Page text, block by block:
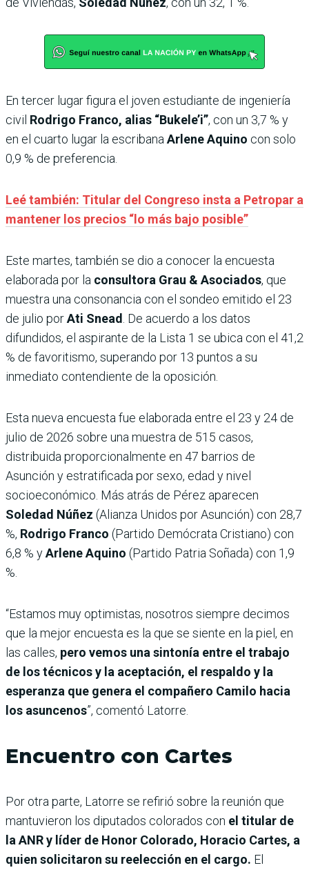
En tercer lugar figura el joven estudiante de ingeniería
civil Rodrigo Franco, alias “Bukele’i”, con un 3,7 % y
en el cuarto lugar la escribana Arlene Aquino con solo
0,9 % de preferencia.
Leé también: Titular del Congreso insta a Petropar a
mantener los precios “lo más bajo posible”
Este martes, también se dio a conocer la encuesta
elaborada por la consultora Grau & Asociados, que
muestra una consonancia con el sondeo emitido el 23
de julio porAti Snead . De acuerdo a los datos
difundidos, el aspirante de la Lista 1 se ubica con el 41,2
% de favoritismo, superando por 13 puntos a su
inmediato contendiente de la oposición.
Esta nueva encuesta fue elaborada entre el 23 y 24 de
julio de 2026 sobre una muestra de 515 casos,
distribuida proporcionalmente en 47 barrios de
Asunción y estratificada por sexo, edad y nivel
socioeconómico. Más atrás de Pérez aparecen
Soledad Núñez (Alianza Unidos por Asunción) con 28,7
%, Rodrigo Franco (Partido Demócrata Cristiano) con
6,8 % yArlene Aquino (Partido Patria Soñada) con 1,9
%.
“Estamos muy optimistas, nosotros siempre decimos
que la mejor encuesta es la que se siente en la piel, en
las calles, pero vemos una sintonía entre el trabajo
de los técnicos y la aceptación, el respaldo y la
esperanza que genera el compañero Camilo hacia
los asuncenos”, comentó Latorre.
Encuentro con Cartes
Por otra parte, Latorre se refirió sobre la reunión que
mantuvieron los diputados colorados con el titular de
la ANR y líder de Honor Colorado, Horacio Cartes, a
quien solicitaron su reelección en el cargo. El